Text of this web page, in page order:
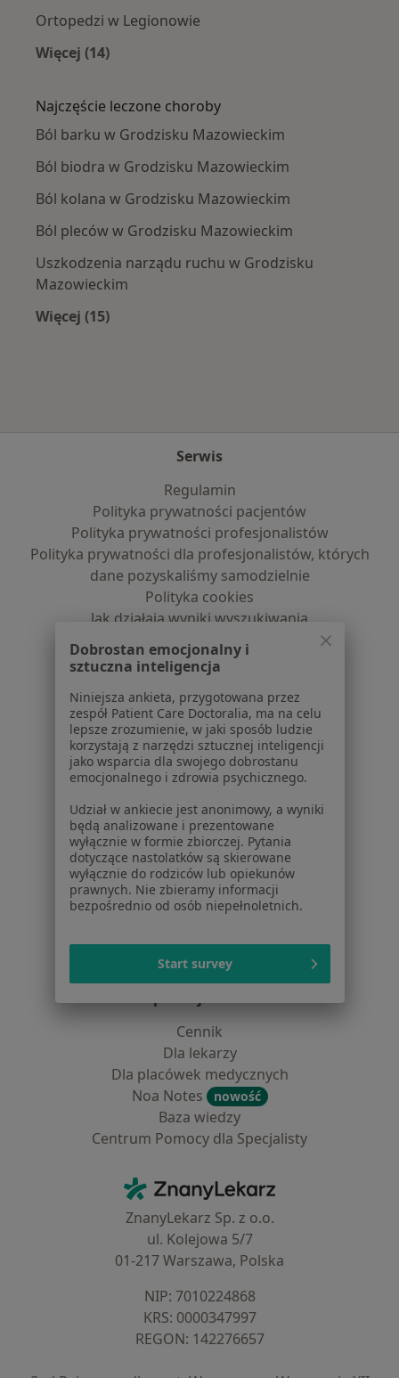
Ortopedzi w Legionowie
Więcej (14)
Najczęście leczone choroby
Ból barku w Grodzisku Mazowieckim
Ból biodra w Grodzisku Mazowieckim
Ból kolana w Grodzisku Mazowieckim
Ból pleców w Grodzisku Mazowieckim
Uszkodzenia narządu ruchu w Grodzisku
Mazowieckim
Więcej (15)
Serwis
Regulamin
Polityka prywatności pacjentów
Polityka prywatności profesjonalistów
Polityka prywatności dla profesjonalistów, których
dane pozyskaliśmy samodzielnie
Polityka cookies
Jak działają wyniki wyszukiwania
Dostępność
O nas
Partnerzy
Centrum prasowe
Kontakt
Dla pacjentów
Lekarze
Placówki medyczne
Pytania i odpowiedzi
Usługi i zabiegi
Choroby
Aplikacje mobilne
Blog dla pacjentów
Cennik
Dla lekarzy
Dla placówek medycznych
Noa Notes
nowość
Baza wiedzy
Centrum Pomocy dla Specjalisty
ZnanyLekarz - Strona główna
ZnanyLekarz Sp. z o.o.
ul. Kolejowa 5/7
01-217 Warszawa, Polska
NIP: ⁠7010224868
KRS: ⁠0000347997
REGON: ⁠142276657
Dobrostan emocjonalny i
sztuczna inteligencja
Niniejsza ankieta, przygotowana przez
zespół Patient Care Doctoralia, ma na celu
lepsze zrozumienie, w jaki sposób ludzie
korzystają z narzędzi sztucznej inteligencji
jako wsparcia dla swojego dobrostanu
emocjonalnego i zdrowia psychicznego.
Udział w ankiecie jest anonimowy, a wyniki
będą analizowane i prezentowane
wyłącznie w formie zbiorczej. Pytania
dotyczące nastolatków są skierowane
wyłącznie do rodziców lub opiekunów
prawnych. Nie zbieramy informacji
bezpośrednio od osób niepełnoletnich.
Start survey